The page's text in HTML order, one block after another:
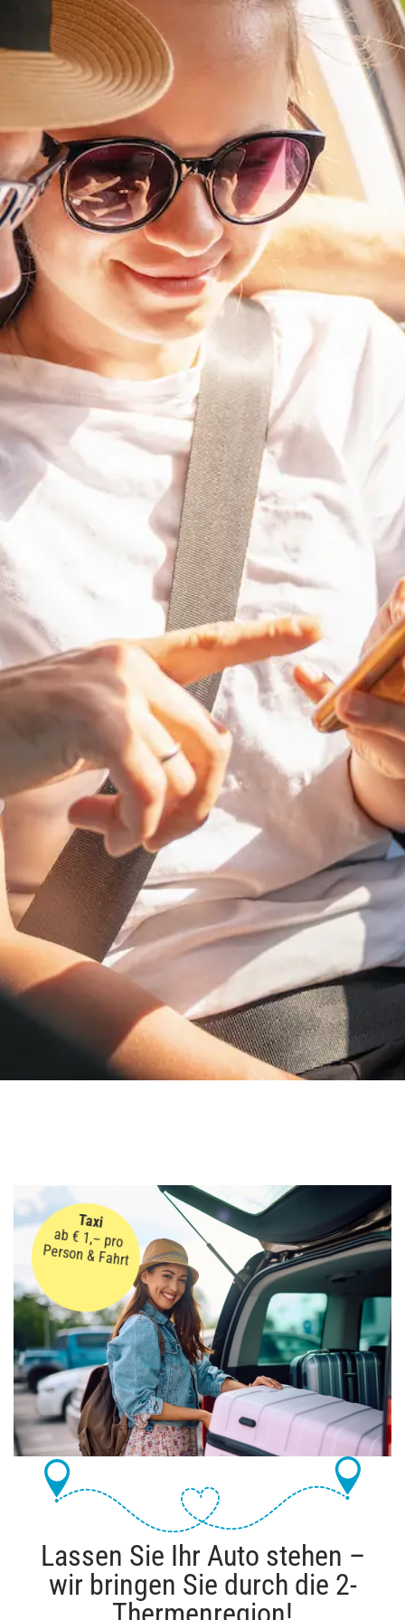
Lassen Sie Ihr Auto stehen –
wir bringen Sie durch die 2-
Taxi
ab € 1,– pro
Person & Fahrt